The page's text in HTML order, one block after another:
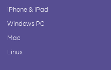
iPhone & iPad
Windows PC
Mac
Linux